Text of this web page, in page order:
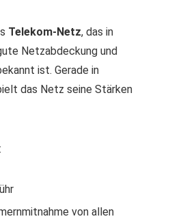
Telekom-Netz, das in
Netzabdeckung und
ist. Gerade in
das Netz seine Stärken
von allen